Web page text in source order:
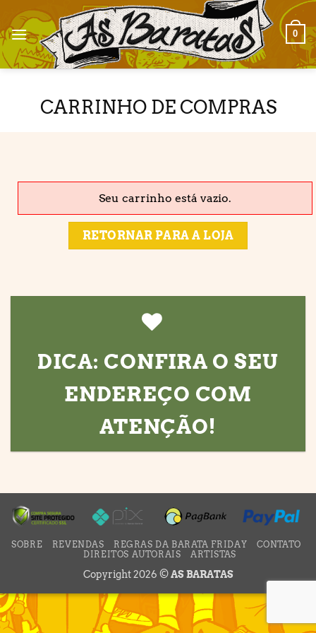
to
content
0
CARRINHO DE COMPRAS
Seu carrinho está vazio.
RETORNAR PARA A LOJA
DICA: CONFIRA O SEU
ENDEREÇO COM
ATENÇÃO!
SOBRE REVENDAS REGRAS DA BARATA FRIDAY
CONTATO
DIREITOS AUTORAIS
ARTISTAS
Copyright 2026 ©AS BARATAS